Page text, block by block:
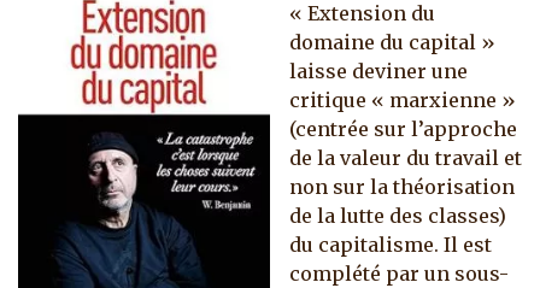
« Extension du
domaine du capital »
laisse deviner une
critique « marxienne »
(centrée sur l’approche
de la valeur du travail et
non sur la théorisation
de la lutte des classes)
du capitalisme. Il est
complété par un sous-